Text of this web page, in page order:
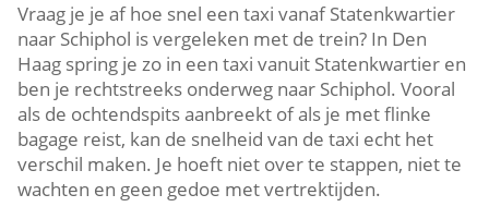
Vraag je je af hoe snel een taxi vanaf Statenkwartier
naar Schiphol is vergeleken met de trein? In Den
Haag spring je zo in een taxi vanuit Statenkwartier en
ben je rechtstreeks onderweg naar Schiphol. Vooral
als de ochtendspits aanbreekt of als je met flinke
bagage reist, kan de snelheid van de taxi echt het
verschil maken. Je hoeft niet over te stappen, niet te
wachten en geen gedoe met vertrektijden.